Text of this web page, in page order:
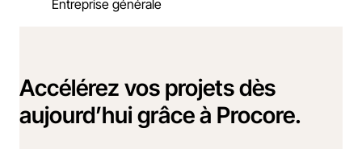
Entreprise générale
Accélérez vos projets dès
aujourd’hui grâce à Procore.